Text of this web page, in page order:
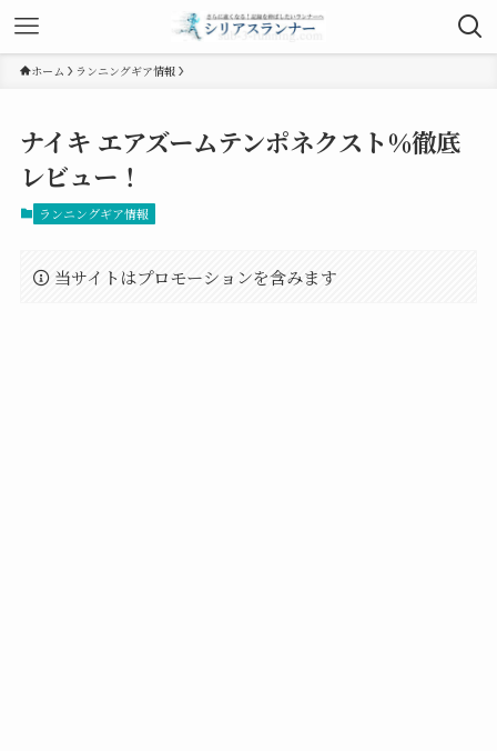
ホーム ランニングギア情報
ナイキ エアズームテンポネクスト％徹底
レビュー！
ランニングギア情報
当サイトはプロモーションを含みます